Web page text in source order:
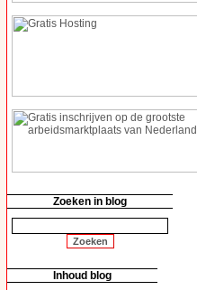
Zoeken in blog
Inhoud blog